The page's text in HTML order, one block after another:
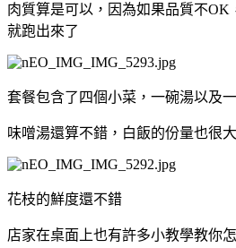
肉質算是可以，因為如果品質不OK
就跑出來了
套餐包含了四個小菜，一碗湯以及
味噌湯還算不錯，白飯的份量也很
花枝的鮮度還不錯
店家在桌面上也有許多小教學教你